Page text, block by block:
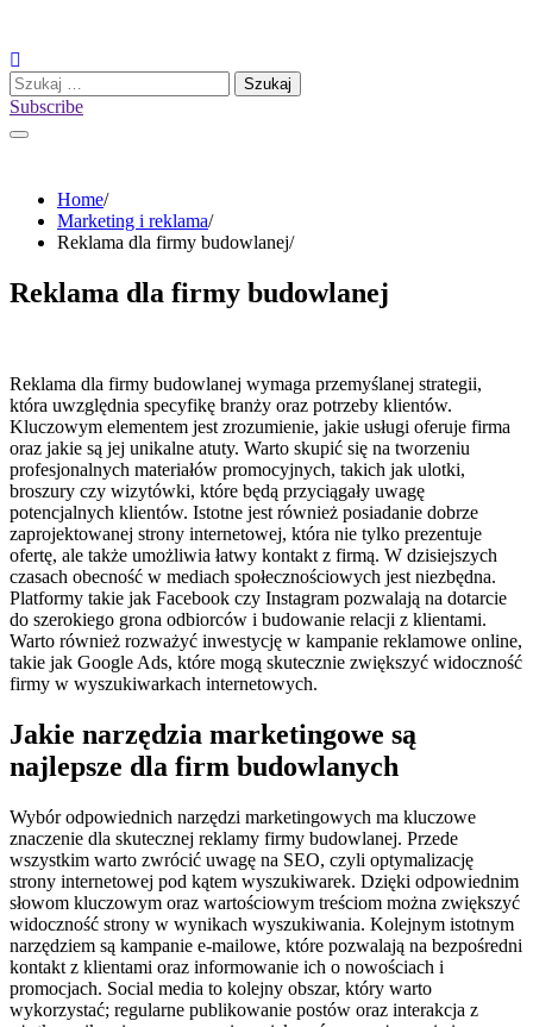
content
Szukaj:
Subscribe
Home
Marketing i reklama
Reklama dla firmy budowlanej
Reklama dla firmy budowlanej
Reklama dla firmy budowlanej wymaga przemyślanej strategii,
która uwzględnia specyfikę branży oraz potrzeby klientów.
Kluczowym elementem jest zrozumienie, jakie usługi oferuje firma
oraz jakie są jej unikalne atuty. Warto skupić się na tworzeniu
profesjonalnych materiałów promocyjnych, takich jak ulotki,
broszury czy wizytówki, które będą przyciągały uwagę
potencjalnych klientów. Istotne jest również posiadanie dobrze
zaprojektowanej strony internetowej, która nie tylko prezentuje
ofertę, ale także umożliwia łatwy kontakt z firmą. W dzisiejszych
czasach obecność w mediach społecznościowych jest niezbędna.
Platformy takie jak Facebook czy Instagram pozwalają na dotarcie
do szerokiego grona odbiorców i budowanie relacji z klientami.
Warto również rozważyć inwestycję w kampanie reklamowe online,
takie jak Google Ads, które mogą skutecznie zwiększyć widoczność
firmy w wyszukiwarkach internetowych.
Jakie narzędzia marketingowe są
najlepsze dla firm budowlanych
Wybór odpowiednich narzędzi marketingowych ma kluczowe
znaczenie dla skutecznej reklamy firmy budowlanej. Przede
wszystkim warto zwrócić uwagę na SEO, czyli optymalizację
strony internetowej pod kątem wyszukiwarek. Dzięki odpowiednim
słowom kluczowym oraz wartościowym treściom można zwiększyć
widoczność strony w wynikach wyszukiwania. Kolejnym istotnym
narzędziem są kampanie e-mailowe, które pozwalają na bezpośredni
kontakt z klientami oraz informowanie ich o nowościach i
promocjach. Social media to kolejny obszar, który warto
wykorzystać; regularne publikowanie postów oraz interakcja z